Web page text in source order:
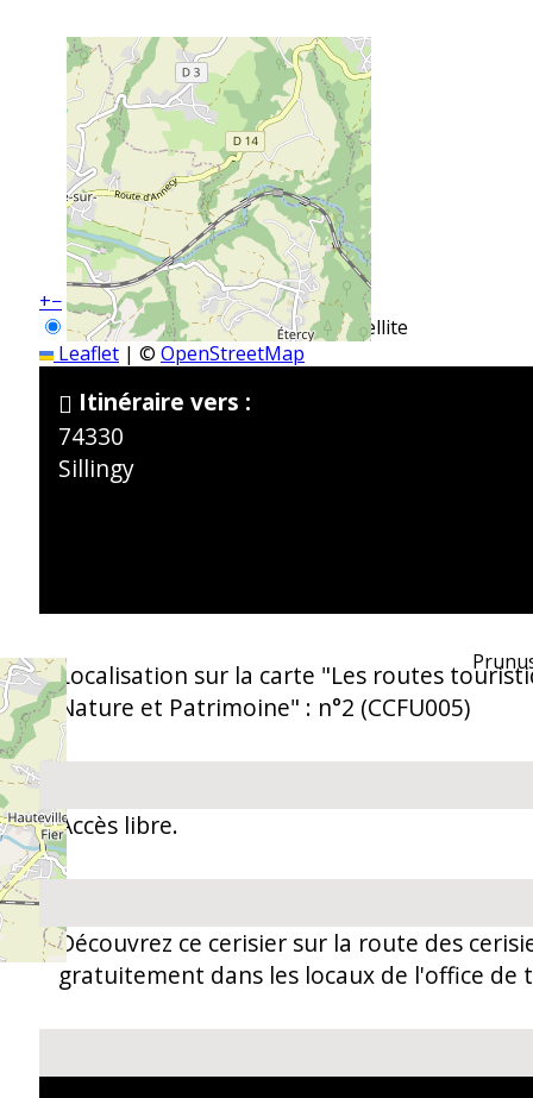
+−
OpenStreetMap
Streets
Satellite
Leaflet | © OpenStreetMap
Itinéraire vers :
74330
Sillingy
Localisation sur la carte "Les routes
Nature et Patrimoine" : n°2 (CCFU005)
Accès libre.
Découvrez ce cerisier sur la route des
gratuitement dans les locaux de l'office de